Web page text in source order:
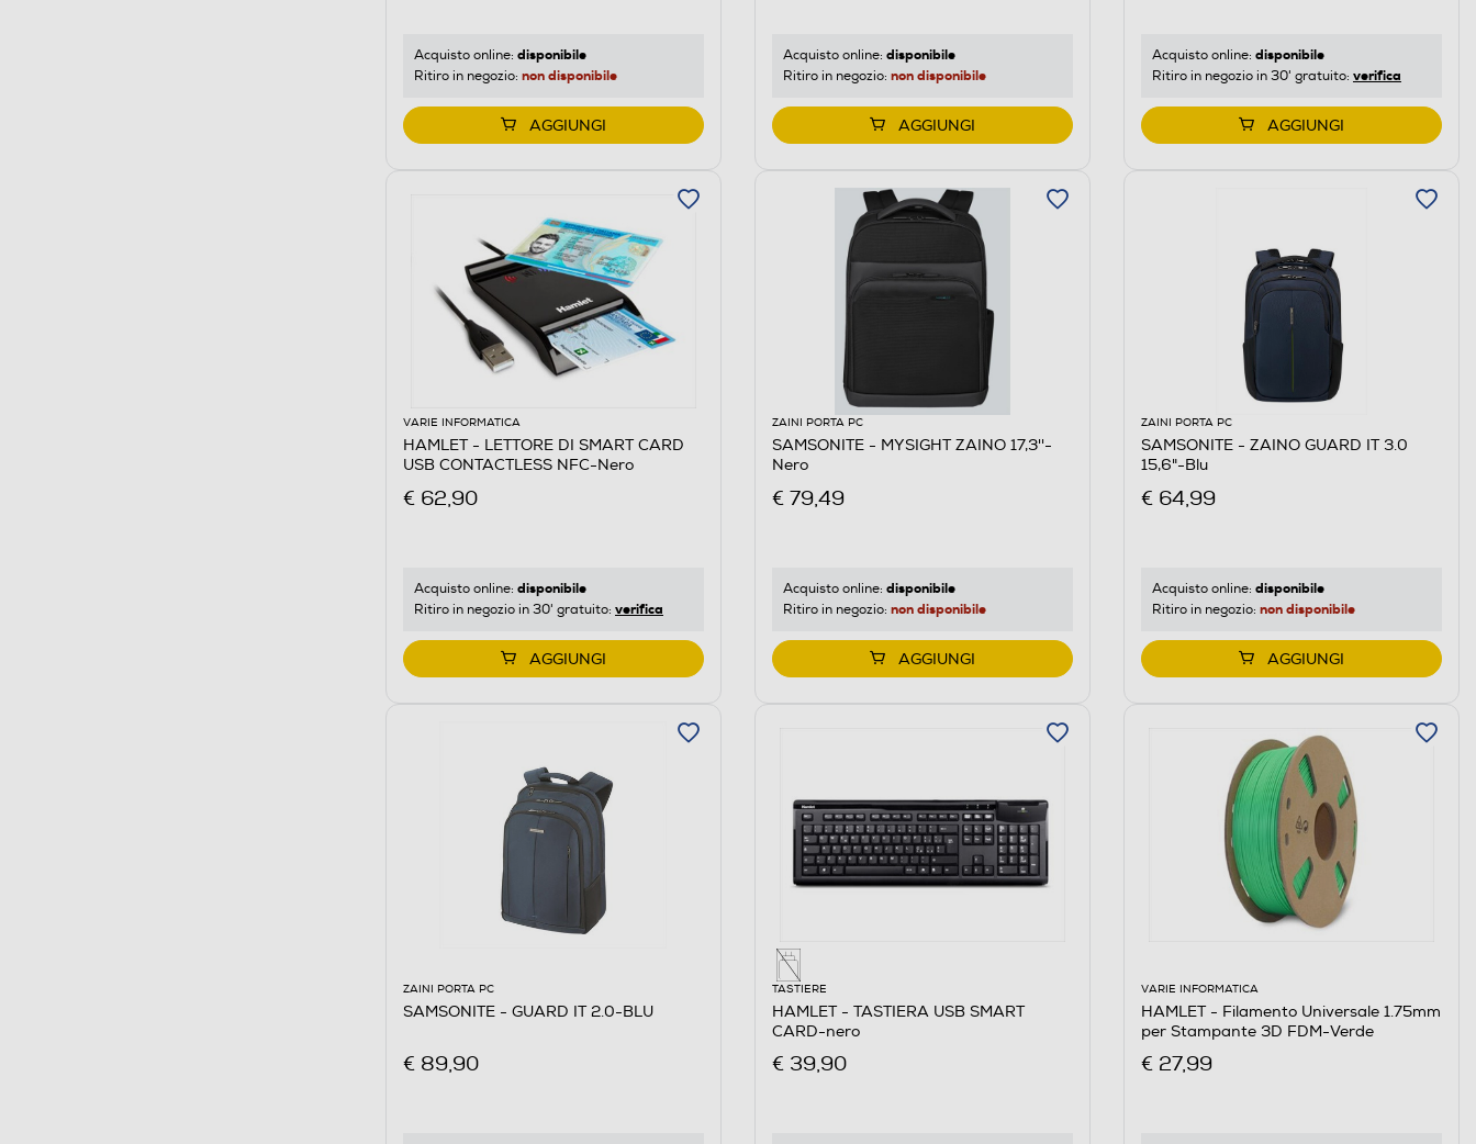
Acquisto online: disponibile
Ritiro in negozio: non disponibile
AGGIUNGI
Acquisto online: disponibile
Ritiro in negozio: non disponibile
AGGIUNGI
Acquisto online: disponibile
Ritiro in negozio in 30' gratuito: verifica
AGGIUNGI
VARIE INFORMATICA
HAMLET - LETTORE DI SMART CARD
USB CONTACTLESS NFC-Nero
€ 62,90
Acquisto online: disponibile
Ritiro in negozio in 30' gratuito: verifica
AGGIUNGI
ZAINI PORTA PC
SAMSONITE - MYSIGHT ZAINO 17,3''-
Nero
€ 79,49
Acquisto online: disponibile
Ritiro in negozio: non disponibile
AGGIUNGI
ZAINI PORTA PC
SAMSONITE - ZAINO GUARD IT 3.0
15,6"-Blu
€ 64,99
Acquisto online: disponibile
Ritiro in negozio: non disponibile
AGGIUNGI
ZAINI PORTA PC
SAMSONITE - GUARD IT 2.0-BLU
€ 89,90
TASTIERE
HAMLET - TASTIERA USB SMART
CARD-nero
€ 39,90
VARIE INFORMATICA
HAMLET - Filamento Universale 1.75mm
per Stampante 3D FDM-Verde
€ 27,99